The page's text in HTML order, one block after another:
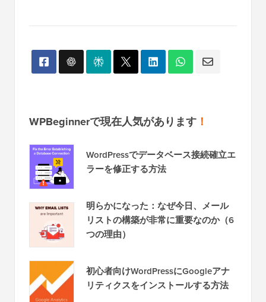
WPBeginnerで現在人気があります ！
WordPressでデータベース接続確立エ
ラーを修正する方法
明らかになった：なぜ今日、メール
リストの構築が非常に重要なのか（6
つの理由）
初心者向けWordPressにGoogleアナ
リティクスをインストールする方法